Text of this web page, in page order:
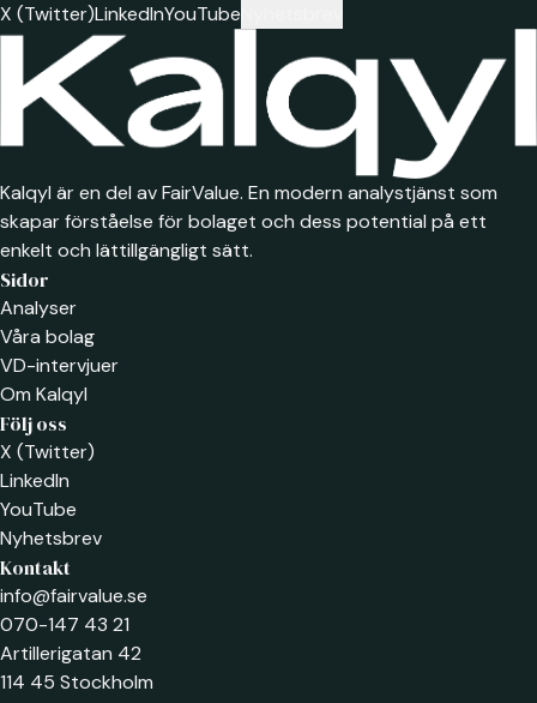
X (Twitter)LinkedInYouTube
Kalqyl är en del av FairValue. En modern analystjänst som
skapar förståelse för bolaget och dess potential på ett
enkelt och lättillgängligt sätt.
Sidor
Analyser
Våra bolag
VD-intervjuer
Om Kalqyl
Följ oss
X (Twitter)
LinkedIn
YouTube
Nyhetsbrev
Kontakt
info@fairvalue.se
070-147 43 21
Artillerigatan 42
114 45 Stockholm